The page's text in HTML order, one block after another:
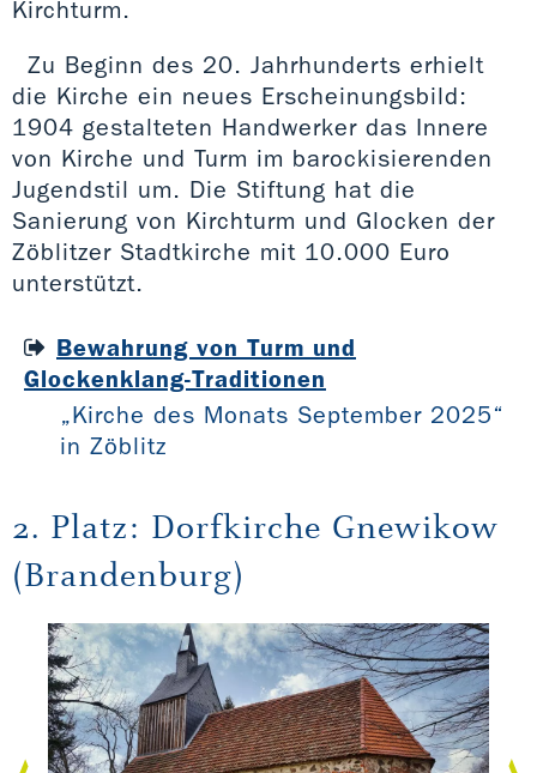
Kirchturm.
Zu Beginn des 20. Jahrhunderts erhielt
die Kirche ein neues Erscheinungsbild:
1904 gestalteten Handwerker das Innere
von Kirche und Turm im barockisierenden
Jugendstil um. Die Stiftung hat die
Sanierung von Kirchturm und Glocken der
Zöblitzer Stadtkirche mit 10.000 Euro
unterstützt.
Bewahrung von Turm und
Glockenklang-Traditionen
„Kirche des Monats September 2025“
in Zöblitz
2. Platz: Dorfkirche Gnewikow
(Brandenburg)